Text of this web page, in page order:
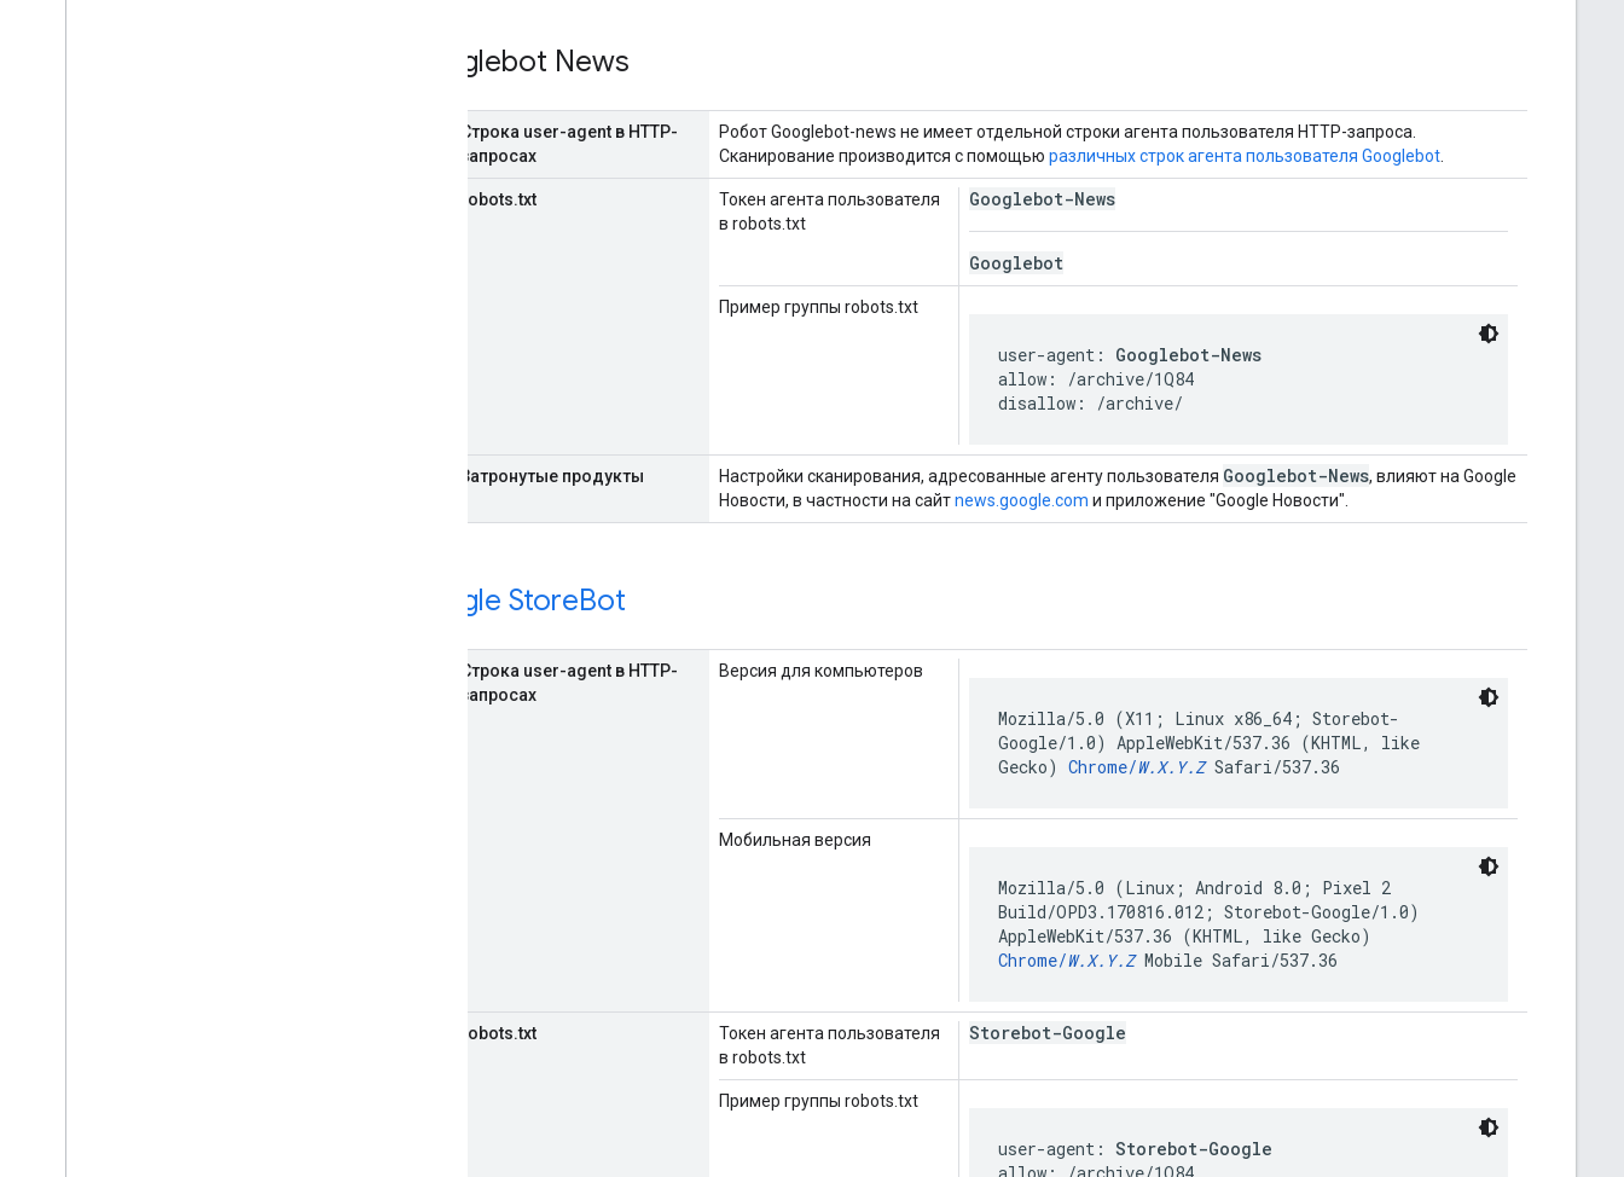
Googlebot News
Строка user-agent в HTTP-
запросах
Робот Googlebot-news не имеет отдельной строки агента пользователя HTTP-запроса.
Сканирование производится с помощью различных строк агента пользователя Googlebot
robots.txt
Токен агента пользователя
в robots.txt
Googlebot-News
Googlebot
Пример группы robots.txt
user-agent: Googlebot-News
allow: /archive/1Q84
disallow: /archive/
Затронутые продукты Настройки сканирования, адресованные агенту пользователя Googlebot-News, влияют на Google
Новости, в частности на сайтnews.google.com и приложение "Google Новости".
Google StoreBot
Строка user-agent в HTTP-
запросах
Версия для компьютеров
Mozilla/5.0 (X11; Linux x86_64; Storebot-
Google/1.0) AppleWebKit/537.36 (KHTML, like
Gecko) Chrome/W.X.Y.ZSafari/537.36
Мобильная версия
Mozilla/5.0 (Linux; Android 8.0; Pixel 2
Build/OPD3.170816.012; Storebot-Google/1.0)
AppleWebKit/537.36 (KHTML, like Gecko)
Chrome/W.X.Y.ZMobile Safari/537.36
robots.txt
Токен агента пользователя
в robots.txt
Storebot-Google
Пример группы robots.txt
user-agent: Storebot-Google